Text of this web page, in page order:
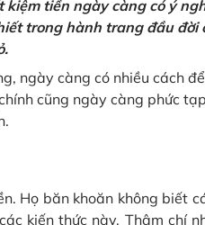
tiền ngày càng có ý
trong hành trang đầu đời
ngày càng có nhiều cách
cũng ngày càng phức
Họ băn khoăn không biết
kiến thức này. Thậm chí